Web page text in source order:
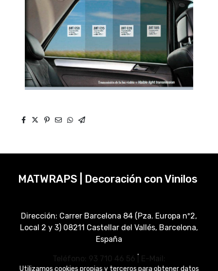
MATWRAPS | Decoración con Vinilos
Dirección: Carrer Barcelona 84 (Pza. Europa nº2,
Local 2 y 3) 08211 Castellar del Vallés, Barcelona,
España
Teléfono: 93 710 46 56 | E-Mail:
Utilizamos cookies propias y terceros para obtener datos